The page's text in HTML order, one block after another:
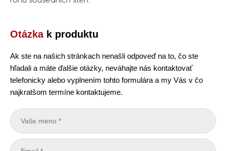
Otázkak produktu
Ak ste na našich stránkach nenašli odpoveď na to, čo ste
hľadali a máte ďalšie otázky, neváhajte nás kontaktovať
telefonicky alebo vyplnením tohto formulára a my Vás v čo
najkratšom termíne kontaktujeme.